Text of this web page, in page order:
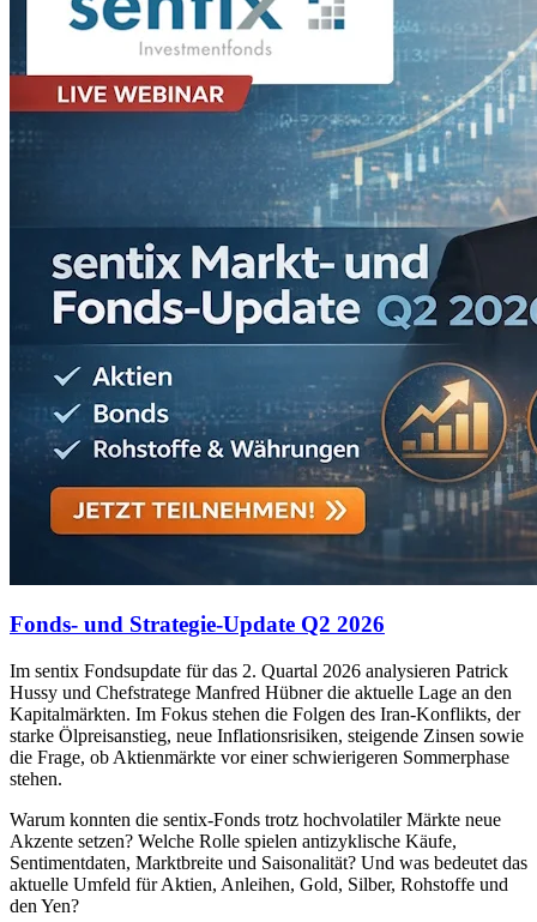
Fonds- und Strategie-Update Q2 2026
Im sentix Fondsupdate für das 2. Quartal 2026 analysieren Patrick
Hussy und Chefstratege Manfred Hübner die aktuelle Lage an den
Kapitalmärkten. Im Fokus stehen die Folgen des Iran-Konflikts, der
starke Ölpreisanstieg, neue Inflationsrisiken, steigende Zinsen sowie
die Frage, ob Aktienmärkte vor einer schwierigeren Sommerphase
stehen.
Warum konnten die sentix-Fonds trotz hochvolatiler Märkte neue
Akzente setzen? Welche Rolle spielen antizyklische Käufe,
Sentimentdaten, Marktbreite und Saisonalität? Und was bedeutet das
aktuelle Umfeld für Aktien, Anleihen, Gold, Silber, Rohstoffe und
den Yen?